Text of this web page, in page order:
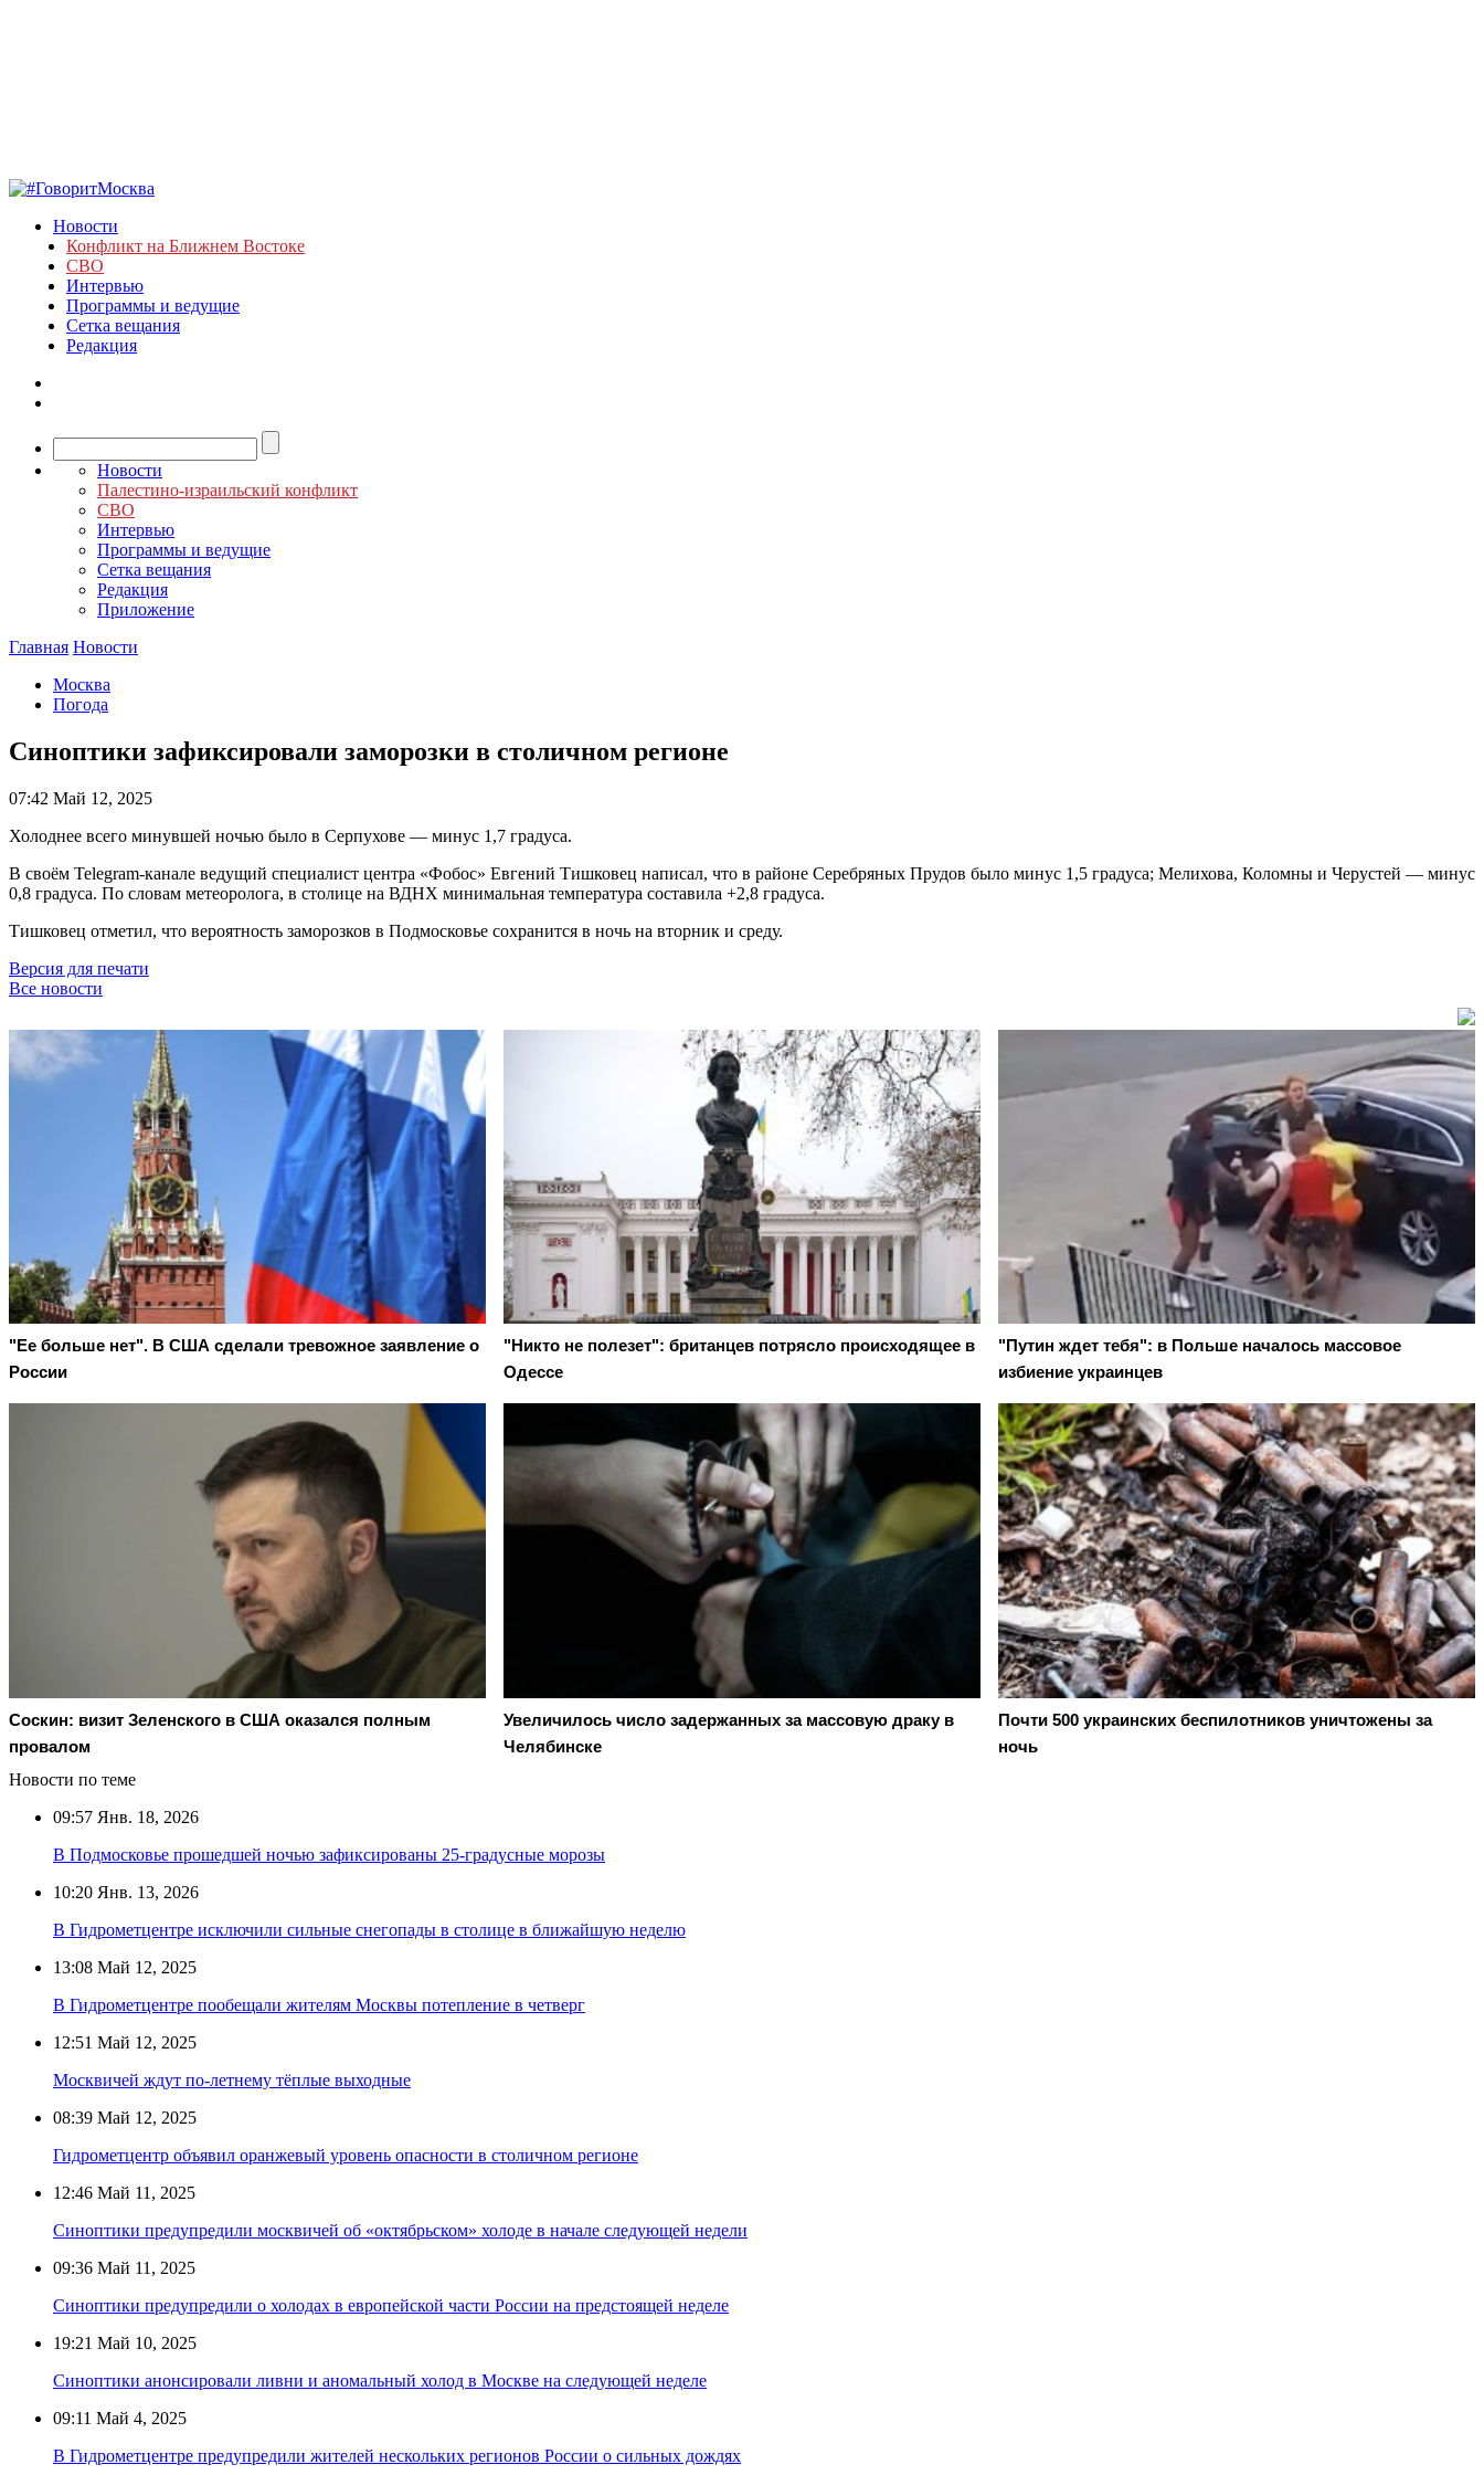
Новости
Конфликт на Ближнем Востоке
СВО
Интервью
Программы и ведущие
Сетка вещания
Редакция
Новости
Палестино-израильский конфликт
СВО
Интервью
Программы и ведущие
Сетка вещания
Редакция
Приложение
Главная Новости
Москва
Погода
Синоптики зафиксировали заморозки в столичном регионе
07:42 Май 12, 2025
Холоднее всего минувшей ночью было в Серпухове — минус 1,7 градуса.
В своём Telegram-канале ведущий специалист центра «Фобос» Евгений Тишковец написал, что в районе Серебряных Прудов было минус 1,5 градуса; Мелихова, Коломны и Черустей — минус
0,8 градуса. По словам метеоролога, в столице на ВДНХ минимальная температура составила +2,8 градуса.
Тишковец отметил, что вероятность заморозков в Подмосковье сохранится в ночь на вторник и среду.
Версия для печати
Все новости
"Ее больше нет". В США сделали тревожное заявление о
России
"Никто не полезет": британцев потрясло происходящее в
Одессе
"Путин ждет тебя": в Польше началось массовое
избиение украинцев
Соскин: визит Зеленского в США оказался полным
провалом
Увеличилось число задержанных за массовую драку в
Челябинске
Почти 500 украинских беспилотников уничтожены за
ночь
Новости по теме
09:57 Янв. 18, 2026
В Подмосковье прошедшей ночью зафиксированы 25-градусные морозы
10:20 Янв. 13, 2026
В Гидрометцентре исключили сильные снегопады в столице в ближайшую неделю
13:08 Май 12, 2025
В Гидрометцентре пообещали жителям Москвы потепление в четверг
12:51 Май 12, 2025
Москвичей ждут по-летнему тёплые выходные
08:39 Май 12, 2025
Гидрометцентр объявил оранжевый уровень опасности в столичном регионе
12:46 Май 11, 2025
Синоптики предупредили москвичей об «октябрьском» холоде в начале следующей недели
09:36 Май 11, 2025
Синоптики предупредили о холодах в европейской части России на предстоящей неделе
19:21 Май 10, 2025
Синоптики анонсировали ливни и аномальный холод в Москве на следующей неделе
09:11 Май 4, 2025
В Гидрометцентре предупредили жителей нескольких регионов России о сильных дождях